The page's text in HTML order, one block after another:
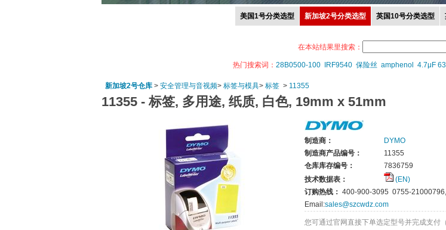
美国1号分类选型 新加坡2号分类选型 英国10号分类选型
在本站结果里搜索：
热门搜索词： 28B0500-100 IRF9540 保险丝 amphenol 4.7μF
新加坡2号仓库 > 安全管理与音视频> 标签与模具> 标签 > 11355
11355 - 标签, 多用途, 纸质, 白色, 19mm x 51mm
制造商：
DYMO
制造商产品编号：
11355
仓库库存编号：
7836759
技术数据表：
(EN)
订购热线： 400-900-3095 0755-
Email:sales@szcwdz.com
您可通过官网直接下单选定型号并完成支付